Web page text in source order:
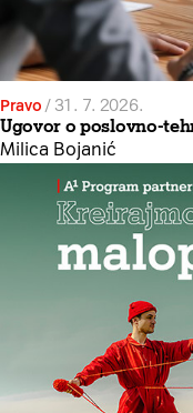
Pravo / 31. 7. 2026.
Ugovor o poslovno-
Milica Bojanić